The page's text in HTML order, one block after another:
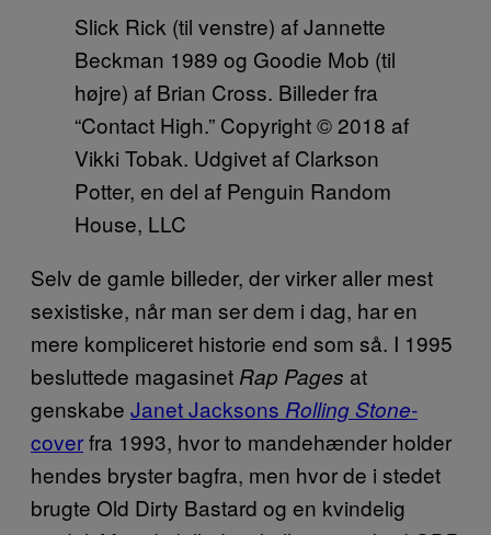
Slick Rick (til venstre) af Jannette
Beckman 1989 og Goodie Mob (til
højre) af Brian Cross. Billeder fra
“Contact High.” Copyright © 2018 af
Vikki Tobak. Udgivet af Clarkson
Potter, en del af Penguin Random
House, LLC
Selv de gamle billeder, der virker aller mest
sexistiske, når man ser dem i dag, har en
mere kompliceret historie end som så. I 1995
besluttede magasinet Rap Pages at
genskabe Janet Jacksons Rolling Stone-
coverfra 1993, hvor to mandehænder holder
hendes bryster bagfra, men hvor de i stedet
brugte Old Dirty Bastard og en kvindelig